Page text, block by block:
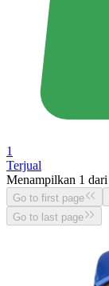
1
Terjual
Menampilkan 1 dari
Go to first page
Go to last page